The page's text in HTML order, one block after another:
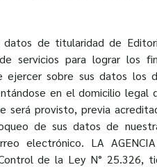
de titularidad de
servicios para lograr los
sobre sus datos los
en el domicilio legal
será provisto, previa
de sus datos de
electrónico. LA
de la Ley N° 25.326,